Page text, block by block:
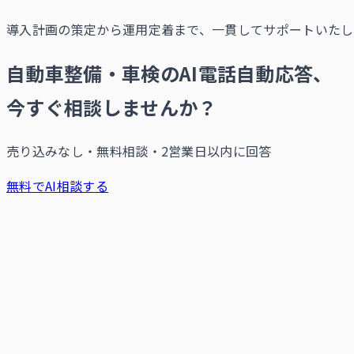
導入計画の策定から運用定着まで、一貫してサポートいた
自動車整備・車検のAI電話自動応答、
今すぐ相談しませんか？
売り込みなし・無料相談・2営業日以内に回答
無料でAI相談する